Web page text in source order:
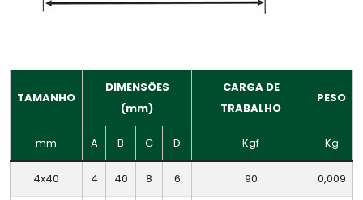
TAMANHO
DIMENSÕES
(mm)
CARGA DE
TRABALHO
PESO
mm A B C D Kgf Kg
4x40 4 40 8 6 90 0,009